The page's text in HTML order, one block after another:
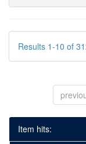
Results 1-10 of
Item hits: